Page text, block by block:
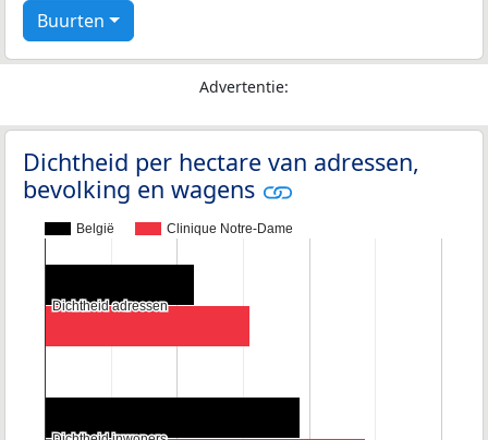
Buurten
Advertentie:
Dichtheid per hectare van adressen,
bevolking en wagens
België Clinique Notre-Dame
Dichtheid adressen
Dichtheid adressen